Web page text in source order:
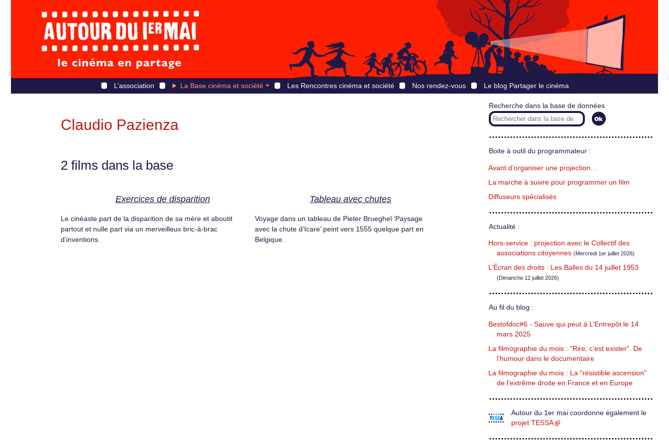
L’association La Base cinéma et société Les Rencontres cinéma et société Nos rendez-vous Le blog Partager le cinéma
Claudio Pazienza
2 films dans la base
Exercices de disparition
Le cinéaste part de la disparition de sa mère et aboutit
partout et nulle part via un merveilleux bric-à-brac
d’inventions.
Tableau avec chutes
Voyage dans un tableau de Pieter Brueghel ‘Paysage
avec la chute d’Icare’ peint vers 1555 quelque part en
Belgique.
Recherche dans la base de données
Boite à outil du programmateur :
Avant d’organiser une projection…
La marche à suivre pour programmer un film
Diffuseurs spécialisés
Actualité :
Hors-service : projection avec le Collectif des
associations citoyennes (Mercredi 1er juillet 2026)
L’Écran des droits : Les Balles du 14 juillet 1953
(Dimanche 12 juillet 2026)
Au fil du blog :
Bestofdoc#6 - Sauve qui peut à L’Entrepôt le 14
mars 2025
La filmographie du mois : "Rire, c’est exister". De
l’humour dans le documentaire
La filmographie du mois : La "résistible ascension"
de l’extrême droite en France et en Europe
Autour du 1er mai coordonne également le
projet TESSA